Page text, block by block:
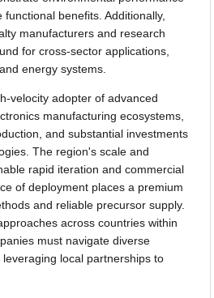
benefits. Additionally,
manufacturers and research
for cross-sector applications,
energy systems.
velocity adopter of advanced
manufacturing ecosystems,
and substantial investments
The region's scale and
rapid iteration and commercial
of deployment places a premium
and reliable precursor supply.
across countries within
must navigate diverse
local partnerships to